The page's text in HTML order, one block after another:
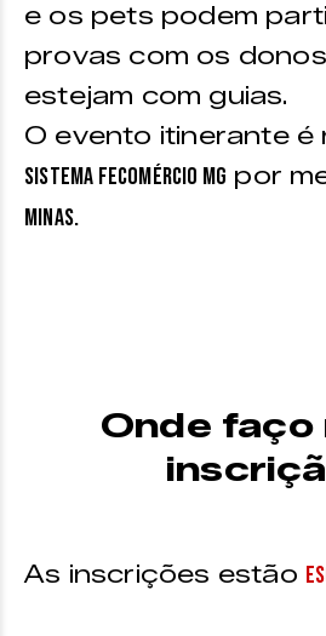
e os pets podem
provas com os
estejam com guias.
O evento itinerante é
Sistema Fecomércio MG por
Minas.
Onde faço
As inscrições estão